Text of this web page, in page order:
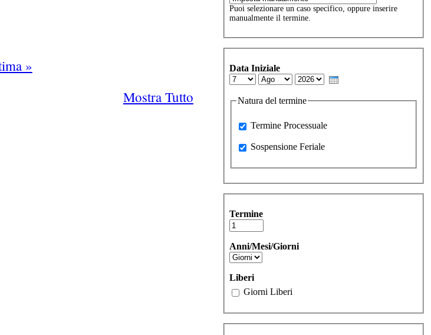
»
Mostra Tutto
Puoi selezionare un caso specifico, oppure inserire
manualmente il termine.
Data Iniziale
Day
Month Year
Natura del termine
Processuale
Termine Processuale
Sospensione Feriale
Sospensione Feriale
Termine
Anni/Mesi/Giorni
Liberi
Giorni Liberi